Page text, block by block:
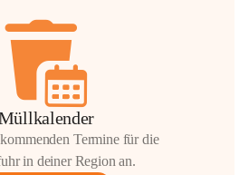
Termine für die
in deiner Region an.